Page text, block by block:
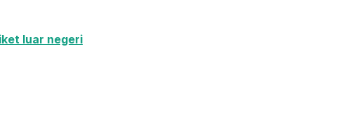
luar negeri